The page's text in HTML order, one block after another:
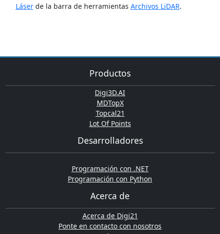
Láserde la barra de herramientas Archivos LiDAR.
Productos
Digi3D.AI
MDTopX
Topcal21
Lot Of Points
Desarrolladores
Programación con .NET
Programación con Python
Acerca de
Acerca de Digi21
Ponte en contacto con nosotros